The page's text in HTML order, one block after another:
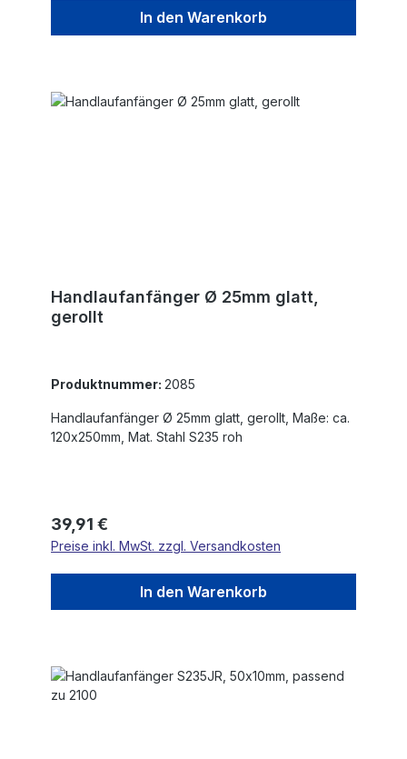
In den Warenkorb
Handlaufanfänger Ø 25mm glatt,
gerollt
Produktnummer: 2085
Handlaufanfänger Ø 25mm glatt, gerollt, Maße: ca.
120x250mm, Mat. Stahl S235 roh
Regulärer Preis:
39,91 €
Preise inkl. MwSt. zzgl. Versandkosten
In den Warenkorb